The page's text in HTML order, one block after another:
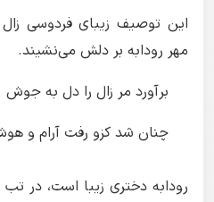
این توصیف زیبای فردوسی
مهر رودابه بر دلش می‌نشیند.
برآورد مر زال را دل به جوش
چنان شد کزو رفت آرام و
رودابه دختری زیبا است، در